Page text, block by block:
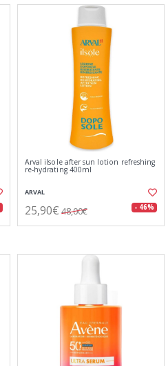
Arval ilsole after sun lotion refreshing
re-hydrating 400ml
ARVAL
25,90€ 48,00€ - 46%